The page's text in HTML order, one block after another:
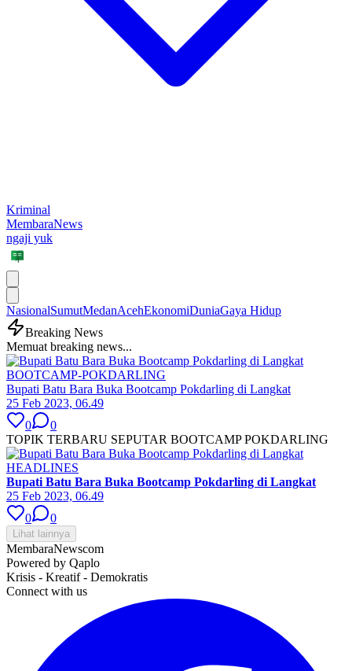
Kriminal
MembaraNews
ngaji yuk
NasionalSumutMedanAcehEkonomiDuniaGaya Hidup
Breaking News
Memuat breaking news...
BOOTCAMP-POKDARLING
Bupati Batu Bara Buka Bootcamp Pokdarling di Langkat
25 Feb 2023, 06.49
0
0
TOPIK TERBARU SEPUTAR BOOTCAMP POKDARLING
HEADLINES
Bupati Batu Bara Buka Bootcamp Pokdarling di Langkat
25 Feb 2023, 06.49
0
0
Lihat lainnya
MembaraNewscom
Powered by Qaplo
Krisis - Kreatif - Demokratis
Connect with us